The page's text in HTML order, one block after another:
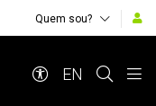
Quem sou?
EN